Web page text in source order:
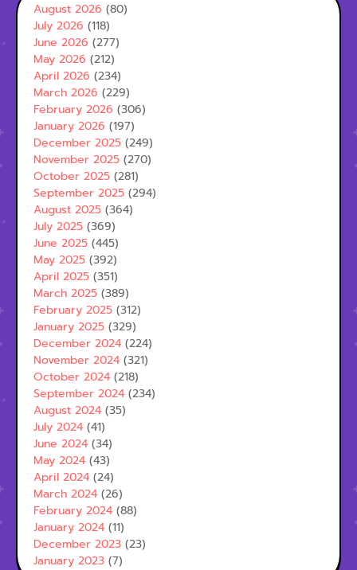
August 2026 (80)
July 2026 (118)
June 2026 (277)
May 2026 (212)
April 2026 (234)
March 2026 (229)
February 2026 (306)
January 2026 (197)
December 2025 (249)
November 2025 (270)
October 2025 (281)
September 2025 (294)
August 2025 (364)
July 2025 (369)
June 2025 (445)
May 2025 (392)
April 2025 (351)
March 2025 (389)
February 2025 (312)
January 2025 (329)
December 2024 (224)
November 2024 (321)
October 2024 (218)
September 2024 (234)
August 2024 (35)
July 2024 (41)
June 2024 (34)
May 2024 (43)
April 2024 (24)
March 2024 (26)
February 2024 (88)
January 2024 (11)
December 2023 (23)
January 2023 (7)